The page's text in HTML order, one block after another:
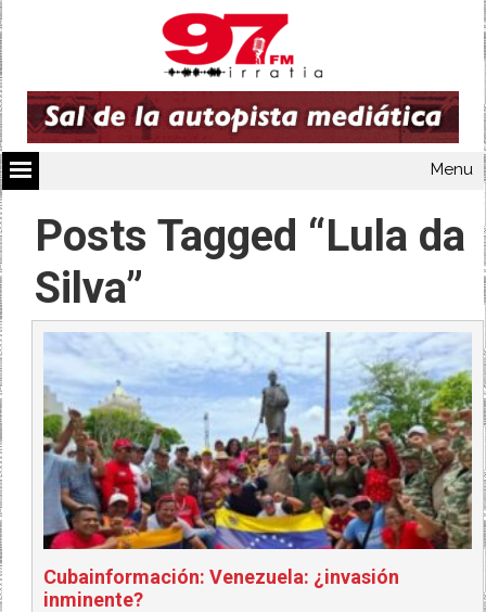
Menu
Posts Tagged “Lula da
Silva”
Cubainformación: Venezuela: ¿invasión
inminente?